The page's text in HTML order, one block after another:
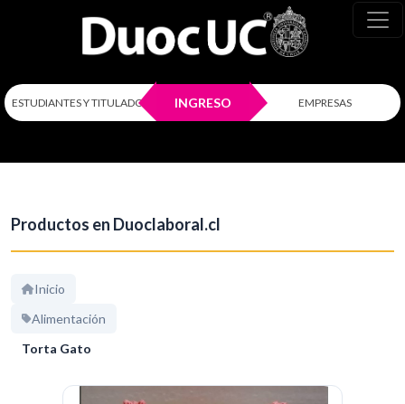
ESTUDIANTES Y TITULADOS INGRESO EMPRESAS
Productos en Duoclaboral.cl
Inicio
Alimentación
Torta Gato